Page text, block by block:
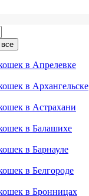
в Апрелевке
в Архангельске
в Астрахани
в Балашихе
в Барнауле
в Белгороде
в Бронницах